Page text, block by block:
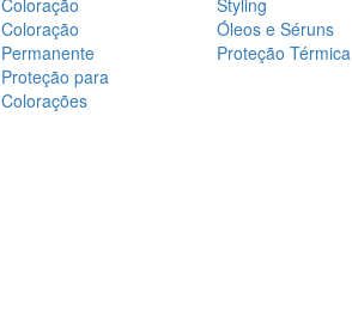
Coloração
Coloração
Permanente
Proteção para
Colorações
Styling
Óleos e Séruns
Proteção Térmica